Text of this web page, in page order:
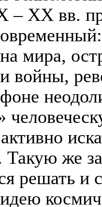
– XX вв.
мира,
войны,
Такую же
решать и